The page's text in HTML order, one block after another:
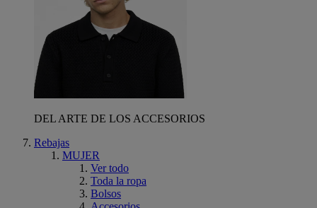
DEL ARTE DE LOS ACCESORIOS
Rebajas
MUJER
Ver todo
Toda la ropa
Bolsos